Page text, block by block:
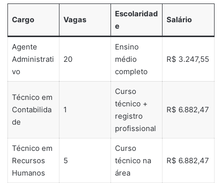
Cargo Vagas
Escolaridad
e
Salário
Agente
Administrati
vo
20
Ensino
médio
completo
R$ 3.247,55
Técnico em
Contabilida
de
1
Curso
técnico +
registro
profissional
R$ 6.882,47
Técnico em
Recursos
Humanos
5
Curso
técnico na
área
R$ 6.882,47